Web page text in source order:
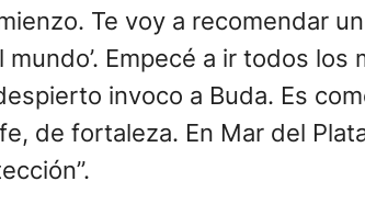
Te voy a recomendar
Empecé a ir todos los
invoco a Buda. Es
de fortaleza. En Mar del